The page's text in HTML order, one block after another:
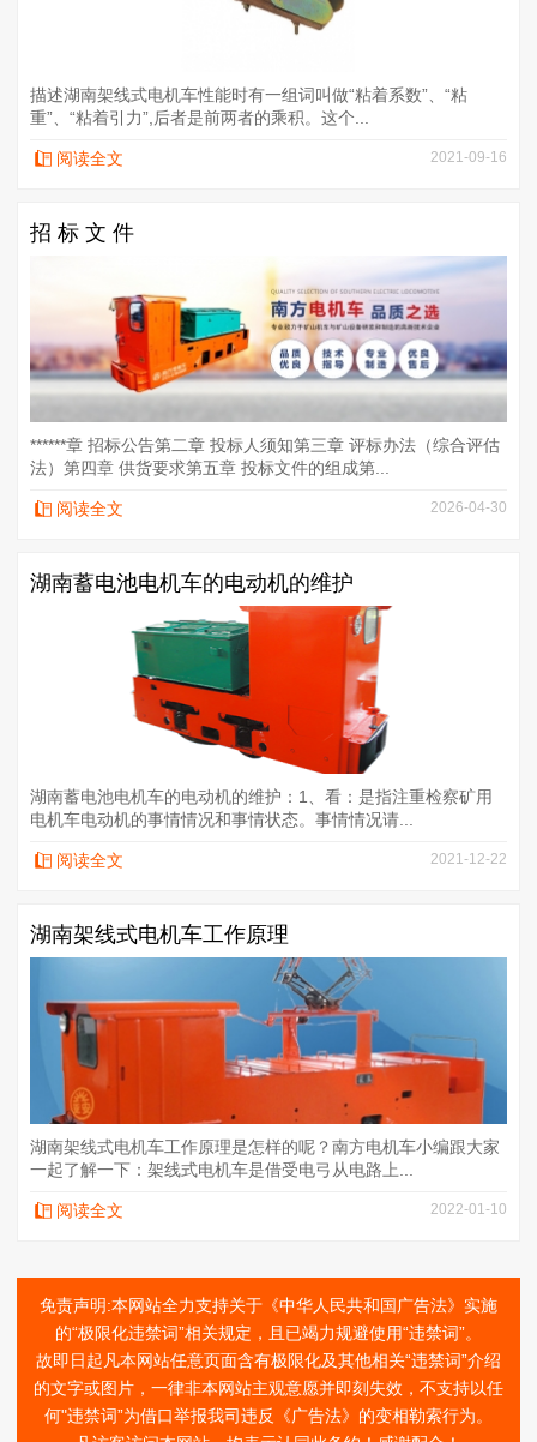
描述湖南架线式电机车性能时有一组词叫做“粘着系数”、“粘
重”、“粘着引力”,后者是前两者的乘积。这个...
阅读全文 2021-09-16
招 标 文 件
******章 招标公告第二章 投标人须知第三章 评标办法（综合评估
法）第四章 供货要求第五章 投标文件的组成第...
阅读全文 2026-04-30
湖南蓄电池电机车的电动机的维护
湖南蓄电池电机车的电动机的维护：1、看：是指注重检察矿用
电机车电动机的事情情况和事情状态。事情情况请...
阅读全文 2021-12-22
湖南架线式电机车工作原理
湖南架线式电机车工作原理是怎样的呢？南方电机车小编跟大家
一起了解一下：架线式电机车是借受电弓从电路上...
阅读全文 2022-01-10
免责声明:本网站全力支持关于《中华人民共和国广告法》实施
的“极限化违禁词”相关规定，且已竭力规避使用“违禁词”。
故即日起凡本网站任意页面含有极限化及其他相关“违禁词”介绍
的文字或图片，一律非本网站主观意愿并即刻失效，不支持以任
何"违禁词”为借口举报我司违反《广告法》的变相勒索行为。